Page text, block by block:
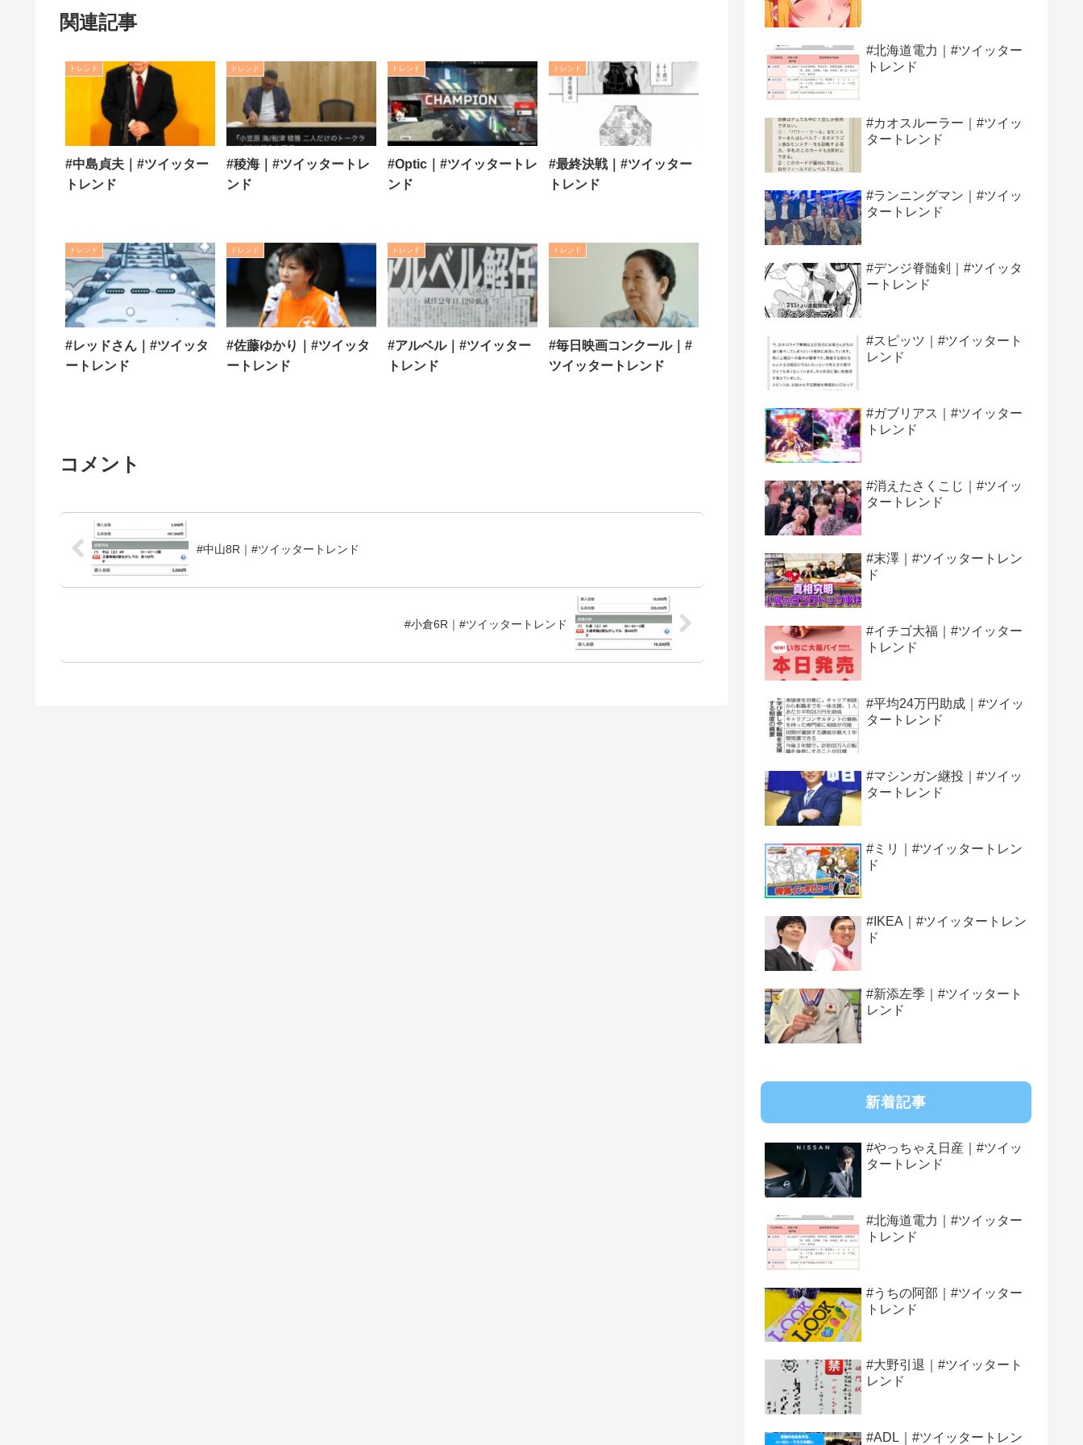
関連記事
トレンド
#中島貞夫｜#ツイッター
トレンド
トレンド
#稜海｜#ツイッタートレ
ンド
トレンド
#Optic｜#ツイッタートレ
ンド
トレンド
#最終決戦｜#ツイッター
トレンド
トレンド
#レッドさん｜#ツイッタ
ートレンド
トレンド
#佐藤ゆかり｜#ツイッタ
ートレンド
トレンド
#アルベル｜#ツイッター
トレンド
トレンド
#毎日映画コンクール｜#
ツイッタートレンド
コメント
#中山8R｜#ツイッタートレンド
#小倉6R｜#ツイッタートレンド
#北海道電力｜#ツイッター
トレンド
#カオスルーラー｜#ツイッ
タートレンド
#ランニングマン｜#ツイッ
タートレンド
#デンジ脊髄剣｜#ツイッタ
ートレンド
#スピッツ｜#ツイッタート
レンド
#ガブリアス｜#ツイッター
トレンド
#消えたさくこじ｜#ツイッ
タートレンド
#末澤｜#ツイッタートレン
ド
#イチゴ大福｜#ツイッター
トレンド
#平均24万円助成｜#ツイッ
タートレンド
#マシンガン継投｜#ツイッ
タートレンド
#ミリ｜#ツイッタートレン
ド
#IKEA｜#ツイッタートレン
ド
#新添左季｜#ツイッタート
レンド
新着記事
#やっちゃえ日産｜#ツイッ
タートレンド
#北海道電力｜#ツイッター
トレンド
#うちの阿部｜#ツイッター
トレンド
#大野引退｜#ツイッタート
レンド
#ADL｜#ツイッタートレン